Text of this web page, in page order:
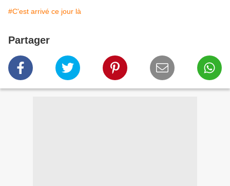
#C'est arrivé ce jour là
Partager